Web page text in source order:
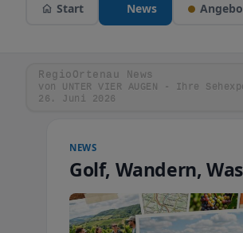
Start News
RegioOrtenau News
von UNTER VIER AUGEN - Ihre
26. Juni 2026
NEWS
Golf, Wandern,